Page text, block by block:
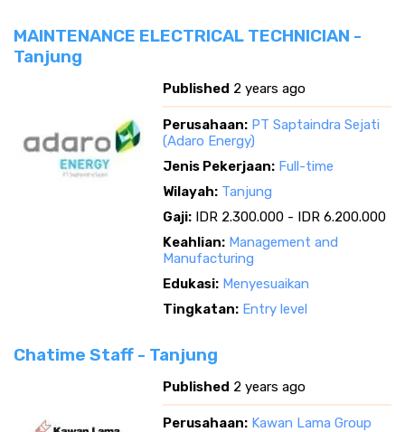
MAINTENANCE ELECTRICAL TECHNICIAN -
Tanjung
Published 2 years ago
Perusahaan: PT Saptaindra Sejati
(Adaro Energy)
Jenis Pekerjaan: Full-time
Wilayah: Tanjung
Gaji: IDR 2.300.000 - IDR 6.200.000
Keahlian: Management and
Manufacturing
Edukasi: Menyesuaikan
Tingkatan: Entry level
Chatime Staff - Tanjung
Published 2 years ago
Perusahaan: Kawan Lama Group